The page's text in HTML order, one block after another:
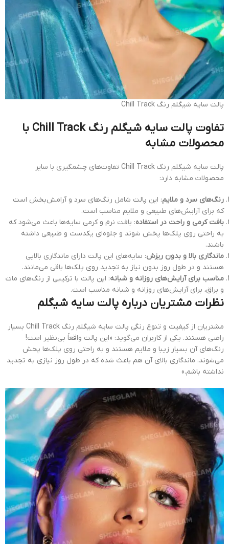
پالت سایه شیگلم رنگ Chill Track
تفاوت پالت سایه شیگلم رنگ Chill Track با
محصولات مشابه
پالت سایه شیگلم رنگ Chill Track تفاوت‌های چشمگیری با سایر
محصولات مشابه دارد:
رنگ‌های سرد و ملایم: این پالت شامل رنگ‌های سرد و آرامش‌بخش است
که برای آرایش‌های طبیعی و ملایم مناسب است.
بافت کرمی و راحت در استفاده: بافت نرم و کرمی سایه‌ها باعث می‌شود که
به راحتی روی پلک‌ها پخش شوند و جلوه‌ای یکدست و طبیعی داشته
باشند.
ماندگاری بالا و بدون ریزش: سایه‌های این پالت دارای ماندگاری بالایی
هستند و در طول روز بدون نیاز به تجدید روی پلک‌ها باقی می‌مانند.
مناسب برای آرایش‌های روزانه و شبانه: این پالت با ترکیبی از رنگ‌های مات
و براق، برای آرایش‌های روزانه و شبانه مناسب است.
نظرات مشتریان درباره پالت سایه شیگلم
مشتریان از کیفیت و تنوع رنگی پالت سایه شیگلم رنگ Chill Track بسیار
راضی هستند. یکی از کاربران می‌گوید: «این پالت واقعاً بی‌نظیر است!
رنگ‌های آن بسیار زیبا و ملایم هستند و به راحتی روی پلک‌ها پخش
می‌شوند. ماندگاری بالای آن هم باعث شده که در طول روز نیازی به تجدید
نداشته باشم.»